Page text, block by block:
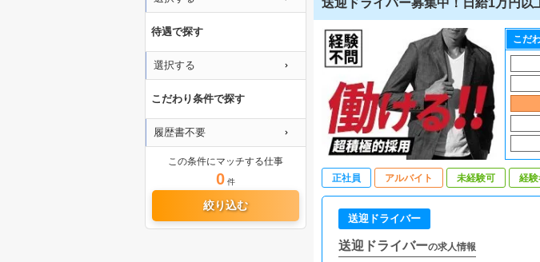
送迎ドライバー募集中！日給1万円
こだ
正社員 アルバイト 未経験可 経
送迎ドライバー
送迎ドライバーの求人情報
待遇で探す
選択する
こだわり条件で探す
履歴書不要
この条件にマッチする仕事
0 件
絞り込む